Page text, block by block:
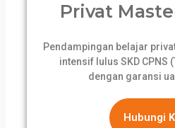
Privat
Pendampingan belajar
intensif lulus SKD CPNS
dengan garansi
Hubungi